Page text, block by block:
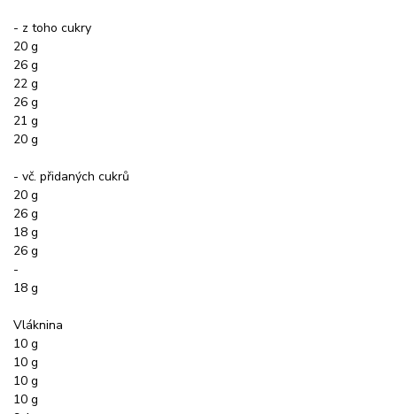
- z toho cukry
20 g
26 g
22 g
26 g
21 g
20 g
- vč. přidaných cukrů
20 g
26 g
18 g
26 g
-
18 g
Vláknina
10 g
10 g
10 g
10 g